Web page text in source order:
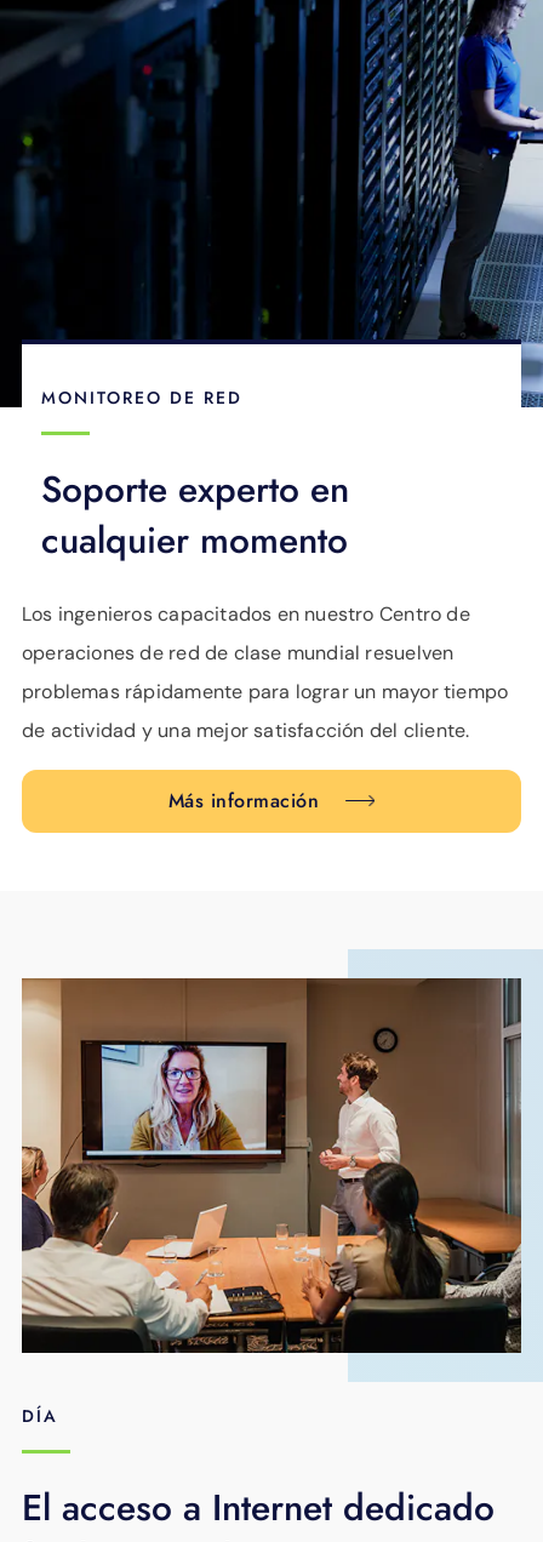
MONITOREO DE RED
Soporte experto en
cualquier momento
Los ingenieros capacitados en nuestro Centro de
operaciones de red de clase mundial resuelven
problemas rápidamente para lograr un mayor tiempo
de actividad y una mejor satisfacción del cliente.
Más información
DÍA
El acceso a Internet dedicado